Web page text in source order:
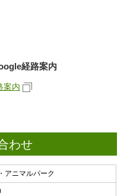
経路案内
案内
わせ
アニマルパーク